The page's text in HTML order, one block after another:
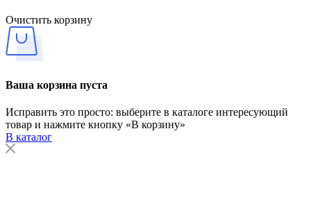
Очистить корзину
Ваша корзина пуста
Исправить это просто: выберите в каталоге интересующий
товар и нажмите кнопку «В корзину»
В каталог